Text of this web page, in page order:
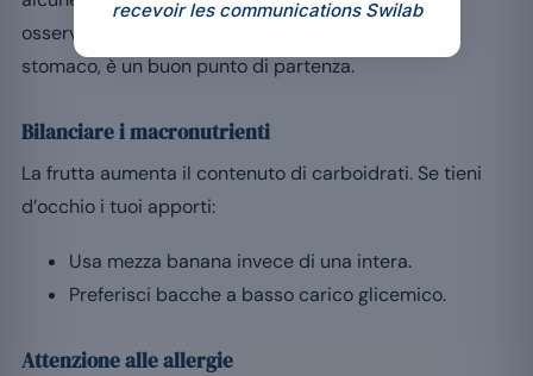
osserva la tua reazione; la banana, delicata per lo
stomaco, è un buon punto di partenza.
Bilanciare i macronutrienti
La frutta aumenta il contenuto di carboidrati. Se tieni
d’occhio i tuoi apporti:
Usa mezza banana invece di una intera.
Preferisci bacche a basso carico glicemico.
Attenzione alle allergie
recevoir les communications Swilab